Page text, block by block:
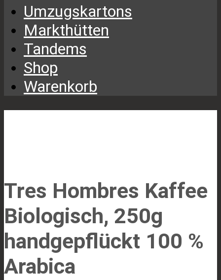
Umzugskartons
Markthütten
Tandems
Shop
Warenkorb
Tres Hombres Kaffee
Biologisch, 250g
handgepflückt 100 %
Arabica